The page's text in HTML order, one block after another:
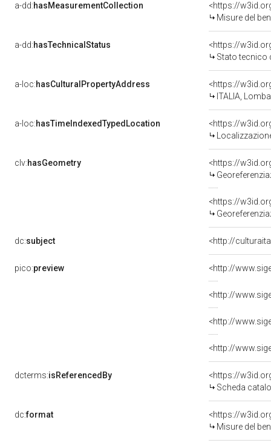
a-dd:hasMeasurementCollection
<https://
Misure del
a-dd:hasTechnicalStatus
<https://
Stato tecnico
a-loc:hasCulturalPropertyAddress
<https://
ITALIA,
a-loc:hasTimeIndexedTypedLocation
<https://
clv:hasGeometry
<https://
<https://
dc:subject <http://
pico:preview
dcterms:isReferencedBy
<https://
Scheda
dc:format
<https://
Misure del